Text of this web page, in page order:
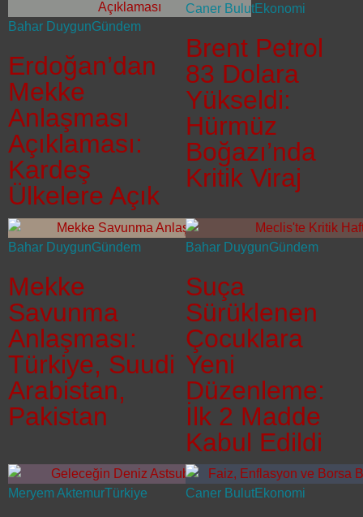
Bahar DuygunGündem
Erdoğan’dan
Mekke
Anlaşması
Açıklaması:
Kardeş
Ülkelere Açık
Caner BulutEkonomi
Brent Petrol
83 Dolara
Yükseldi:
Hürmüz
Boğazı’nda
Kritik Viraj
Bahar DuygunGündem
Mekke
Savunma
Anlaşması:
Türkiye, Suudi
Arabistan,
Pakistan
Bahar DuygunGündem
Suça
Sürüklenen
Çocuklara
Yeni
Düzenleme:
İlk 2 Madde
Kabul Edildi
Meryem AktemurTürkiye Caner BulutEkonomi